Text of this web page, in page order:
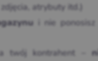
atrybuty itd.)
i nie
twój kontrahent –